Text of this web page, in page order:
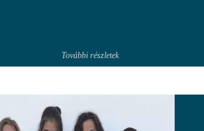
További részletek